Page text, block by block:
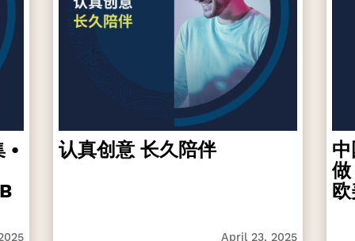
•
认真创意 长久陪伴
April 23, 2025